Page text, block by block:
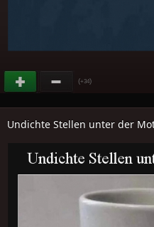
(+34)
Undichte Stellen unter der